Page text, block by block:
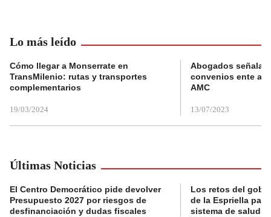
Lo más leído
Cómo llegar a Monserrate en
TransMilenio: rutas y transportes
complementarios
19/03/2024
Abogados
convenios ente
AMC
13/07/2023
Últimas Noticias
El Centro Democrático pide devolver
Presupuesto 2027 por riesgos de
desfinanciación y dudas fiscales
Los retos del
de la Espriella
sistema de salud